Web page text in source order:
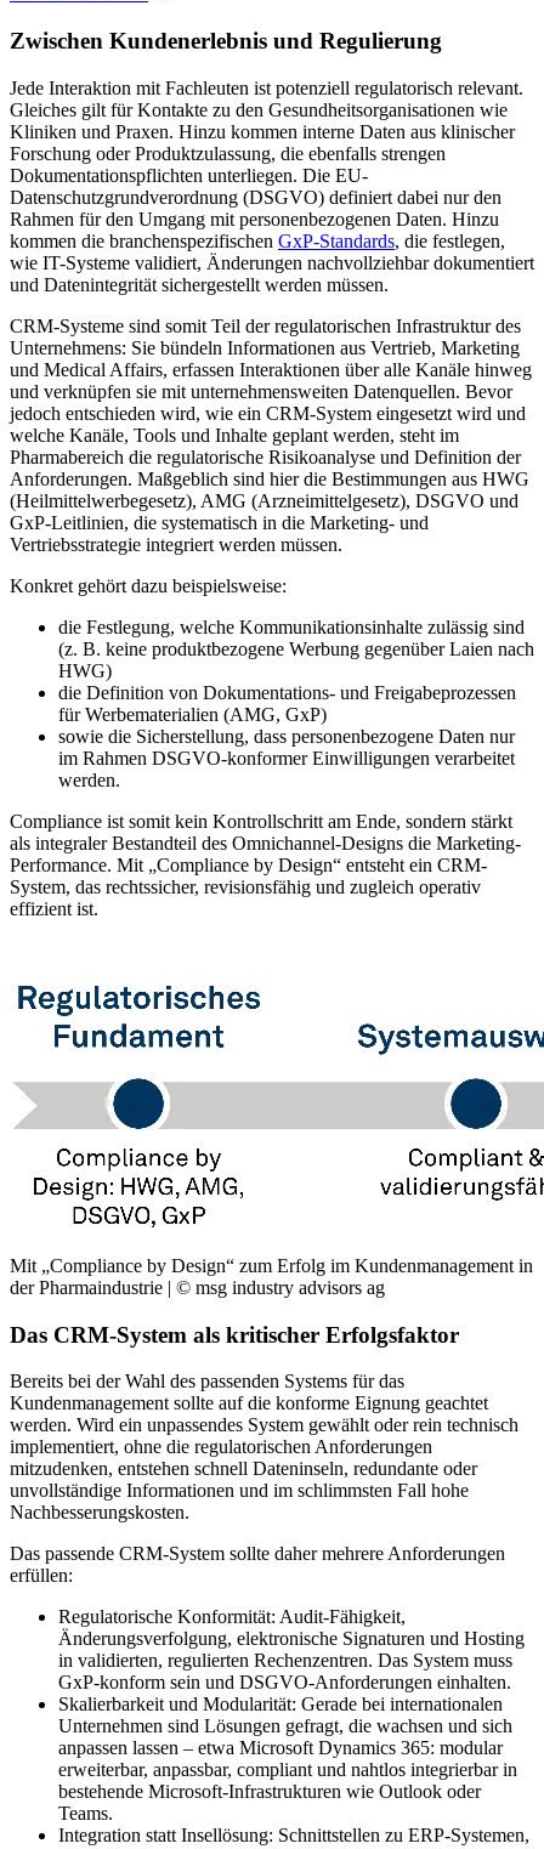
Zwischen Kundenerlebnis und Regulierung
Jede Interaktion mit Fachleuten ist potenziell regulatorisch relevant.
Gleiches gilt für Kontakte zu den Gesundheitsorganisationen wie
Kliniken und Praxen. Hinzu kommen interne Daten aus klinischer
Forschung oder Produktzulassung, die ebenfalls strengen
Dokumentationspflichten unterliegen. Die EU-
Datenschutzgrundverordnung (DSGVO) definiert dabei nur den
Rahmen für den Umgang mit personenbezogenen Daten. Hinzu
kommen die branchenspezifischen GxP-Standards, die festlegen,
wie IT-Systeme validiert, Änderungen nachvollziehbar dokumentiert
und Datenintegrität sichergestellt werden müssen.
CRM-Systeme sind somit Teil der regulatorischen Infrastruktur des
Unternehmens: Sie bündeln Informationen aus Vertrieb, Marketing
und Medical Affairs, erfassen Interaktionen über alle Kanäle hinweg
und verknüpfen sie mit unternehmensweiten Datenquellen. Bevor
jedoch entschieden wird, wie ein CRM-System eingesetzt wird und
welche Kanäle, Tools und Inhalte geplant werden, steht im
Pharmabereich die regulatorische Risikoanalyse und Definition der
Anforderungen. Maßgeblich sind hier die Bestimmungen aus HWG
(Heilmittelwerbegesetz), AMG (Arzneimittelgesetz), DSGVO und
GxP-Leitlinien, die systematisch in die Marketing- und
Vertriebsstrategie integriert werden müssen.
Konkret gehört dazu beispielsweise:
die Festlegung, welche Kommunikationsinhalte zulässig sind
(z. B. keine produktbezogene Werbung gegenüber Laien nach
HWG)
die Definition von Dokumentations- und Freigabeprozessen
für Werbematerialien (AMG, GxP)
sowie die Sicherstellung, dass personenbezogene Daten nur
im Rahmen DSGVO-konformer Einwilligungen verarbeitet
werden.
Compliance ist somit kein Kontrollschritt am Ende, sondern stärkt
als integraler Bestandteil des Omnichannel-Designs die Marketing-
Performance. Mit „Compliance by Design“ entsteht ein CRM-
System, das rechtssicher, revisionsfähig und zugleich operativ
effizient ist.
Mit „Compliance by Design“ zum Erfolg im Kundenmanagement in
der Pharmaindustrie | © msg industry advisors ag
Das CRM-System als kritischer Erfolgsfaktor
Bereits bei der Wahl des passenden Systems für das
Kundenmanagement sollte auf die konforme Eignung geachtet
werden. Wird ein unpassendes System gewählt oder rein technisch
implementiert, ohne die regulatorischen Anforderungen
mitzudenken, entstehen schnell Dateninseln, redundante oder
unvollständige Informationen und im schlimmsten Fall hohe
Nachbesserungskosten.
Das passende CRM-System sollte daher mehrere Anforderungen
erfüllen:
Regulatorische Konformität: Audit-Fähigkeit,
Änderungsverfolgung, elektronische Signaturen und Hosting
in validierten, regulierten Rechenzentren. Das System muss
GxP-konform sein und DSGVO-Anforderungen einhalten.
Skalierbarkeit und Modularität: Gerade bei internationalen
Unternehmen sind Lösungen gefragt, die wachsen und sich
anpassen lassen – etwa Microsoft Dynamics 365: modular
erweiterbar, anpassbar, compliant und nahtlos integrierbar in
bestehende Microsoft-Infrastrukturen wie Outlook oder
Teams.
Integration statt Insellösung: Schnittstellen zu ERP-Systemen,